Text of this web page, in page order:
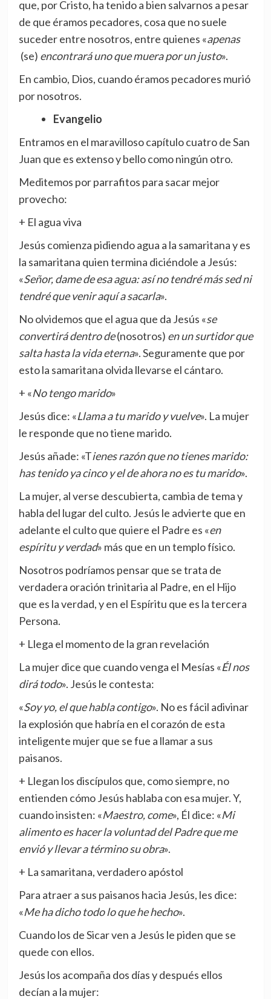
que, por Cristo, ha tenido a bien salvarnos a pesar
de que éramos pecadores, cosa que no suele
suceder entre nosotros, entre quienes «apenas
(se) encontrará uno que muera por un justo».
En cambio, Dios, cuando éramos pecadores murió
por nosotros.
Evangelio
Entramos en el maravilloso capítulo cuatro de San
Juan que es extenso y bello como ningún otro.
Meditemos por parrafitos para sacar mejor
provecho:
+ El agua viva
Jesús comienza pidiendo agua a la samaritana y es
la samaritana quien termina diciéndole a Jesús:
«Señor, dame de esa agua: así no tendré más sed ni
tendré que venir aquí a sacarla».
No olvidemos que el agua que da Jesús «se
convertirá dentro de(nosotros) en un surtidor que
salta hasta la vida eterna». Seguramente que por
esto la samaritana olvida llevarse el cántaro.
+ «No tengo marido»
Jesús dice: «Llama a tu marido y vuelve». La mujer
le responde que no tiene marido.
Jesús añade: «Tienes razón que no tienes marido:
has tenido ya cinco y el de ahora no es tu marido».
La mujer, al verse descubierta, cambia de tema y
habla del lugar del culto. Jesús le advierte que en
adelante el culto que quiere el Padre es «en
espíritu y verdad» más que en un templo físico.
Nosotros podríamos pensar que se trata de
verdadera oración trinitaria al Padre, en el Hijo
que es la verdad, y en el Espíritu que es la tercera
Persona.
+ Llega el momento de la gran revelación
La mujer dice que cuando venga el Mesías «Él nos
dirá todo». Jesús le contesta:
«Soy yo, el que habla contigo». No es fácil adivinar
la explosión que habría en el corazón de esta
inteligente mujer que se fue a llamar a sus
paisanos.
+ Llegan los discípulos que, como siempre, no
entienden cómo Jesús hablaba con esa mujer. Y,
cuando insisten: «Maestro, come», Él dice: «Mi
alimento es hacer la voluntad del Padre que me
envió y llevar a término su obra».
+ La samaritana, verdadero apóstol
Para atraer a sus paisanos hacia Jesús, les dice:
«Me ha dicho todo lo que he hecho».
Cuando los de Sicar ven a Jesús le piden que se
quede con ellos.
Jesús los acompaña dos días y después ellos
decían a la mujer: